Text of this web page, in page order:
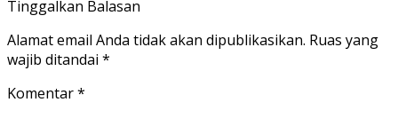
Tinggalkan Balasan
Alamat email Anda tidak akan dipublikasikan. Ruas yang
wajib ditandai *
Komentar*